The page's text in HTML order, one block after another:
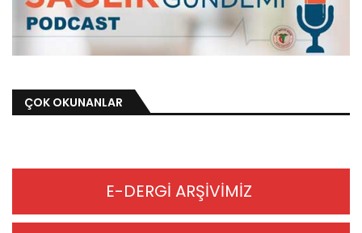
ÇOK OKUNANLAR
E-DERGİ ARŞİVİMİZ